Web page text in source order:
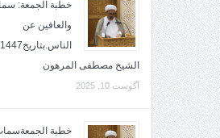
والعافين عن
الشيخ مصطفى المرهون
آگوست 10, 2025